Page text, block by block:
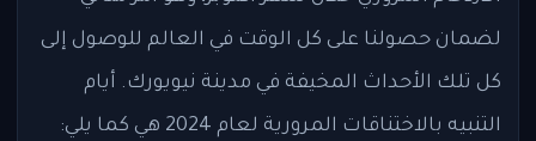
لضمان حصولنا على كل الوقت في العالم للوصول إلى
كل تلك الأحداث المخيفة في مدينة نيويورك. أيام
التنبيه بالاختناقات المرورية لعام 2024 هي كما يلي: